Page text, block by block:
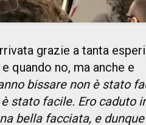
grazie a tanta
quando no, ma anche e
bissare non è stato
stato facile. Ero caduto
bella facciata, e